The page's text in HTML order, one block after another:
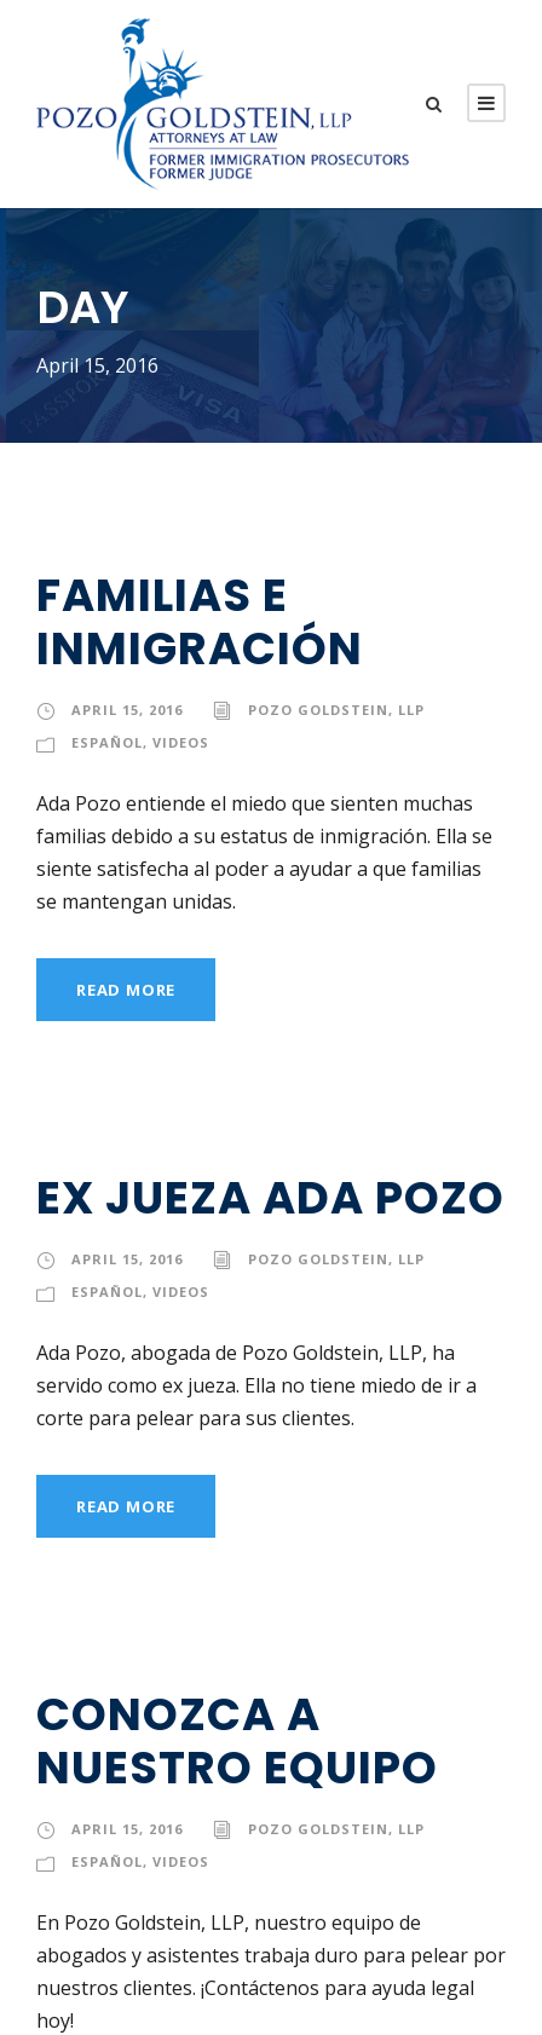
DAY
April 15, 2016
FAMILIAS E
INMIGRACIÓN
APRIL 15, 2016
POZO GOLDSTEIN, LLP
ESPAÑOL, VIDEOS
Ada Pozo entiende el miedo que sienten muchas
familias debido a su estatus de inmigración. Ella se
siente satisfecha al poder a ayudar a que familias
se mantengan unidas.
READ MORE
EX JUEZA ADA POZO
APRIL 15, 2016
POZO GOLDSTEIN, LLP
ESPAÑOL, VIDEOS
Ada Pozo, abogada de Pozo Goldstein, LLP, ha
servido como ex jueza. Ella no tiene miedo de ir a
corte para pelear para sus clientes.
READ MORE
CONOZCA A
NUESTRO EQUIPO
APRIL 15, 2016
POZO GOLDSTEIN, LLP
ESPAÑOL, VIDEOS
En Pozo Goldstein, LLP, nuestro equipo de
abogados y asistentes trabaja duro para pelear por
nuestros clientes. ¡Contáctenos para ayuda legal
hoy!